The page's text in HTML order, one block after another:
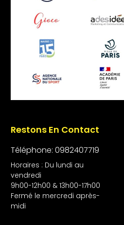
Restons En Contact
Téléphone: 0982407719
Horaires : Du lundi au
vendredi
9h00-12h00 & 13h00-17h00
Fermé le mercredi après-
midi